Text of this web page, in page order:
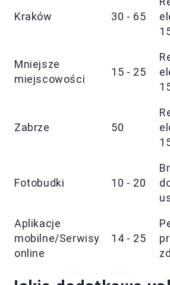
Kraków 30 - 65
Mniejsze
miejscowości
15 - 25
Zabrze 50
Fotobudki 10 - 20
Aplikacje
mobilne/Serwisy
online
14 - 25